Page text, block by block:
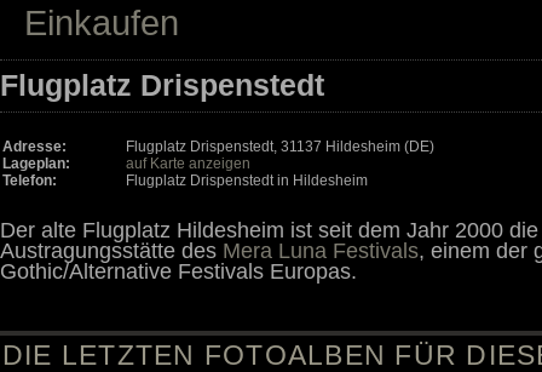
Einkaufen
Flugplatz Drispenstedt
Adresse:
Flugplatz Drispenstedt, 31137 Hildesheim (DE)
Lageplan:
auf Karte anzeigen
Telefon:
Flugplatz Drispenstedt in Hildesheim
Der alte Flugplatz Hildesheim ist seit dem Jahr 2000 die
Austragungsstätte des Mera Luna Festivals, einem der
Gothic/Alternative Festivals Europas.
DIE LETZTEN FOTOALBEN FÜR